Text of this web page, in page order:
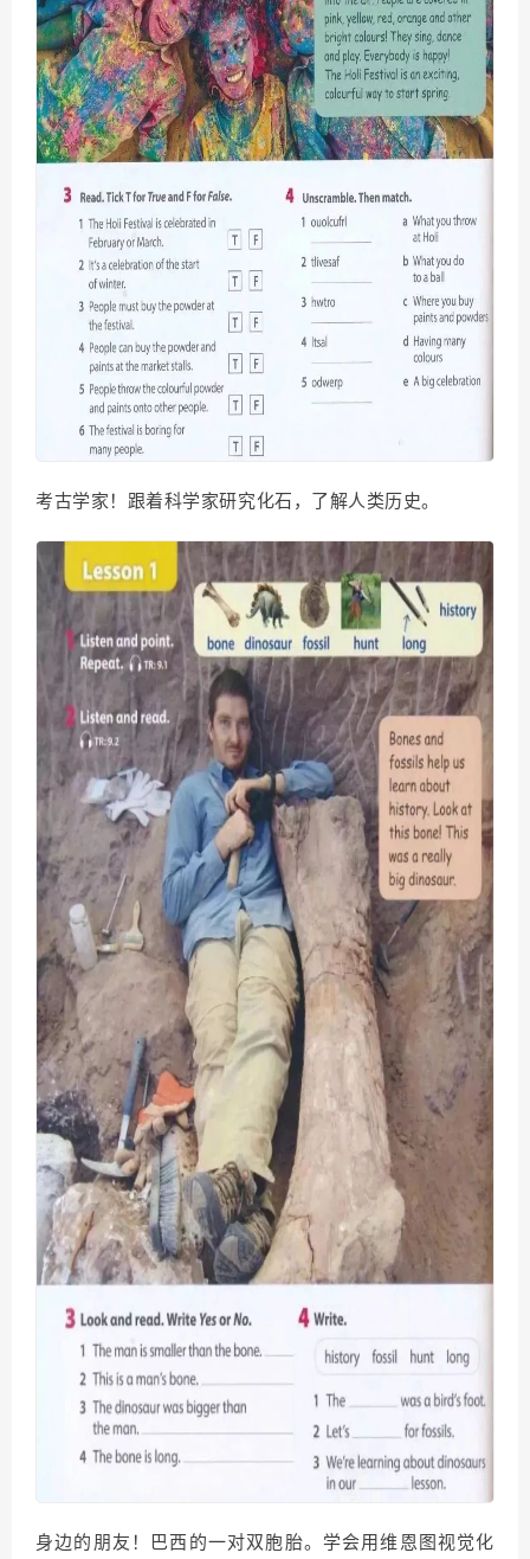
考古学家！跟着科学家研究化石，了解人类历史。
身边的朋友！巴西的一对双胞胎。学会用维恩图视觉化